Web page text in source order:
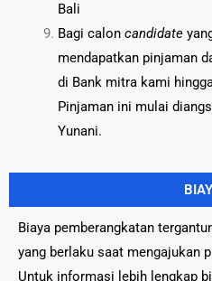
Bali
Bagi calon candidate
mendapatkan pinjaman
di Bank mitra kami
Pinjaman ini mulai
Yunani.
Biaya pemberangkatan
yang berlaku saat mengajukan
Untuk informasi lebih lengkap